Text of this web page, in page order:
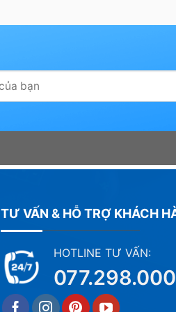
TƯ VẤN & HỖ TRỢ KHÁCH
HOTLINE TƯ VẤN: